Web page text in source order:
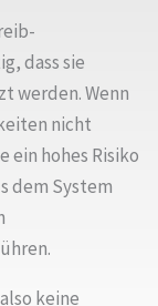
dass sie
werden. Wenn
nicht
hohes Risiko
dem System
keine